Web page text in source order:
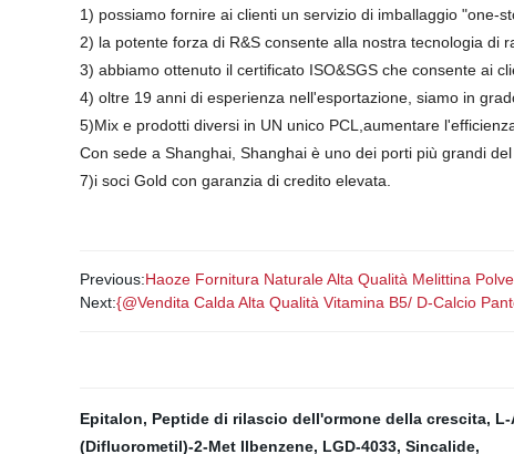
1) possiamo fornire ai clienti un servizio di imballaggio "one-
2) la potente forza di R&S consente alla nostra tecnologia di
3) abbiamo ottenuto il certificato ISO&SGS che consente ai
4) oltre 19 anni di esperienza nell'esportazione, siamo in
5)Mix e prodotti diversi in UN unico PCL,aumentare
Con sede a Shanghai, Shanghai è uno dei porti più grandi
7)i soci Gold con garanzia di credito elevata.
Previous:Haoze Fornitura Naturale Alta Qualità Melittina
Next:{@Vendita Calda Alta Qualità Vitamina B5/ D-Calcio
Epitalon, Peptide di rilascio dell'ormone della crescita, L-
(Difluorometil)-2-Met Ilbenzene, LGD-4033, Sincalide,